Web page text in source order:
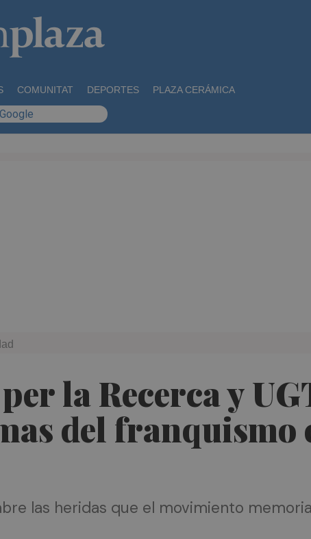
COMUNITAT DEPORTES PLAZA CERÁMICA
la Recerca y
del franquismo
las heridas que el movimiento